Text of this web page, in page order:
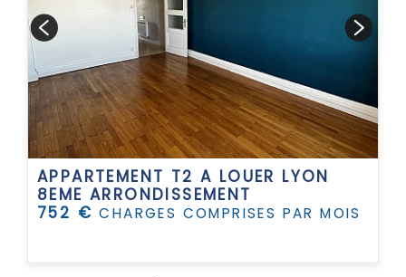
APPARTEMENT T2 A LOUER LYON
8EME ARRONDISSEMENT
752 €CHARGES COMPRISES PAR MOIS